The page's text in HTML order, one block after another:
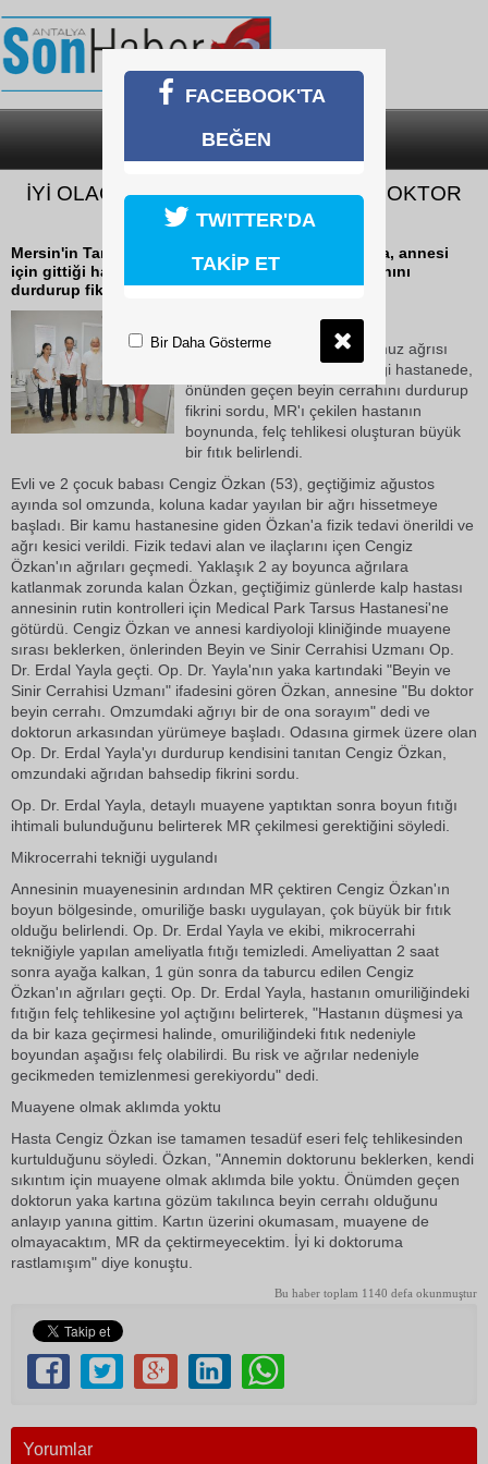
SON DAKİKA
İYİ OLACAK HASTANIN ÖNÜNDEN DOKTOR
GEÇTİ
Mersin'in Tarsus ilçesinde omuz ağrısı çeken hasta, annesi
için gittiği hastanede, önünden geçen beyin cerrahını
durdurup fikrini sordu, MR'ı çekilen...
22 Ekim 2018 Pazartesi 13:43
Mersin'in Tarsus ilçesinde omuz ağrısı
çeken hasta, annesi için gittiği hastanede,
önünden geçen beyin cerrahını durdurup
fikrini sordu, MR'ı çekilen hastanın
boynunda, felç tehlikesi oluşturan büyük
bir fıtık belirlendi.
Evli ve 2 çocuk babası Cengiz Özkan (53), geçtiğimiz ağustos
ayında sol omzunda, koluna kadar yayılan bir ağrı hissetmeye
başladı. Bir kamu hastanesine giden Özkan'a fizik tedavi önerildi ve
ağrı kesici verildi. Fizik tedavi alan ve ilaçlarını içen Cengiz
Özkan'ın ağrıları geçmedi. Yaklaşık 2 ay boyunca ağrılara
katlanmak zorunda kalan Özkan, geçtiğimiz günlerde kalp hastası
annesinin rutin kontrolleri için Medical Park Tarsus Hastanesi'ne
götürdü. Cengiz Özkan ve annesi kardiyoloji kliniğinde muayene
sırası beklerken, önlerinden Beyin ve Sinir Cerrahisi Uzmanı Op.
Dr. Erdal Yayla geçti. Op. Dr. Yayla'nın yaka kartındaki "Beyin ve
Sinir Cerrahisi Uzmanı" ifadesini gören Özkan, annesine "Bu doktor
beyin cerrahı. Omzumdaki ağrıyı bir de ona sorayım" dedi ve
doktorun arkasından yürümeye başladı. Odasına girmek üzere olan
Op. Dr. Erdal Yayla'yı durdurup kendisini tanıtan Cengiz Özkan,
omzundaki ağrıdan bahsedip fikrini sordu.
Op. Dr. Erdal Yayla, detaylı muayene yaptıktan sonra boyun fıtığı
ihtimali bulunduğunu belirterek MR çekilmesi gerektiğini söyledi.
Mikrocerrahi tekniği uygulandı
Annesinin muayenesinin ardından MR çektiren Cengiz Özkan'ın
boyun bölgesinde, omuriliğe baskı uygulayan, çok büyük bir fıtık
olduğu belirlendi. Op. Dr. Erdal Yayla ve ekibi, mikrocerrahi
tekniğiyle yapılan ameliyatla fıtığı temizledi. Ameliyattan 2 saat
sonra ayağa kalkan, 1 gün sonra da taburcu edilen Cengiz
Özkan'ın ağrıları geçti. Op. Dr. Erdal Yayla, hastanın omuriliğindeki
fıtığın felç tehlikesine yol açtığını belirterek, "Hastanın düşmesi ya
da bir kaza geçirmesi halinde, omuriliğindeki fıtık nedeniyle
boyundan aşağısı felç olabilirdi. Bu risk ve ağrılar nedeniyle
gecikmeden temizlenmesi gerekiyordu" dedi.
Muayene olmak aklımda yoktu
Hasta Cengiz Özkan ise tamamen tesadüf eseri felç tehlikesinden
kurtulduğunu söyledi. Özkan, "Annemin doktorunu beklerken, kendi
sıkıntım için muayene olmak aklımda bile yoktu. Önümden geçen
doktorun yaka kartına gözüm takılınca beyin cerrahı olduğunu
anlayıp yanına gittim. Kartın üzerini okumasam, muayene de
olmayacaktım, MR da çektirmeyecektim. İyi ki doktoruma
rastlamışım" diye konuştu.
Bu haber toplam 1140 defa okunmuştur
Yorumlar
FACEBOOK'TA
BEĞEN
TWITTER'DA
TAKİP ET
Bir Daha Gösterme